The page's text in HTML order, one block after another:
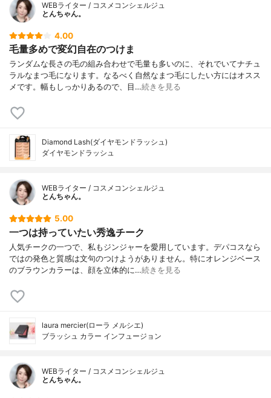
WEBライター / コスメコンシェルジュ
とんちゃん。
4.00
毛量多めで変幻自在のつけま
ランダムな長さの毛の組み合わせで毛量も多いのに、それでいてナチュ
ラルなまつ毛になります。なるべく自然なまつ毛にしたい方にはオスス
メです。幅もしっかりあるので、目…続きを見る
Diamond Lash(ダイヤモンドラッシュ)
ダイヤモンドラッシュ
WEBライター / コスメコンシェルジュ
とんちゃん。
5.00
一つは持っていたい秀逸チーク
人気チークの一つで、私もジンジャーを愛用しています。デパコスなら
ではの発色と質感は文句のつけようがありません。特にオレンジベース
のブラウンカラーは、顔を立体的に…続きを見る
laura mercier(ローラ メルシエ)
ブラッシュ カラー インフュージョン
WEBライター / コスメコンシェルジュ
とんちゃん。